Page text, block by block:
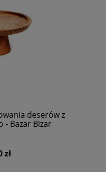
deserów z
- Bazar Bizar
zł